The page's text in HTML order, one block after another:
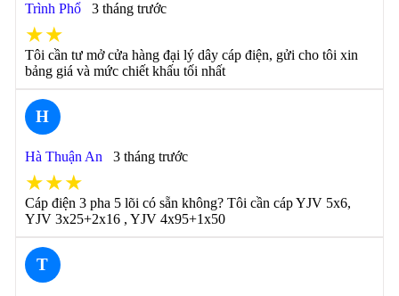
Trình Phổ 3 tháng trước
★★
Tôi cần tư mở cửa hàng đại lý dây cáp điện, gửi cho tôi xin
bảng giá và mức chiết khấu tối nhất
H
Hà Thuận An 3 tháng trước
★★★
Cáp điện 3 pha 5 lõi có sẵn không? Tôi cần cáp YJV 5x6,
YJV 3x25+2x16 , YJV 4x95+1x50
T